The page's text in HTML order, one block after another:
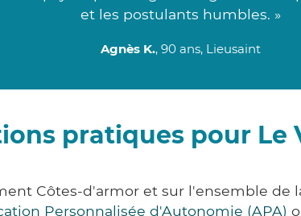
et les postulants humbles. »
Agnès K., 90 ans, Lieusaint
pratiques pour Le
Côtes-d'armor et sur l'ensemble de
Personnalisée d'Autonomie (APA)